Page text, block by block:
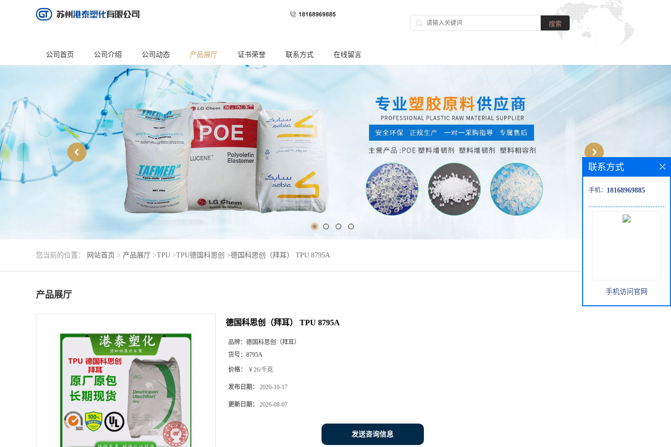
公司首页 公司介绍 公司动态 产品展厅 证书荣誉 联系方式 在线留言
您当前的位置： 网站首页 > 产品展厅 >TPU >TPU德国科思创 >德国科思创（拜耳） TPU 8795A
产品展厅
德国科思创（拜耳） TPU 8795A
品牌： 德国科思创（拜耳）
货号： 8795A
价格： ￥26/千克
发布日期： 2020-10-17
更新日期： 2026-08-07
发送咨询信息
联系方式
手机： 18168969885
手机访问官网